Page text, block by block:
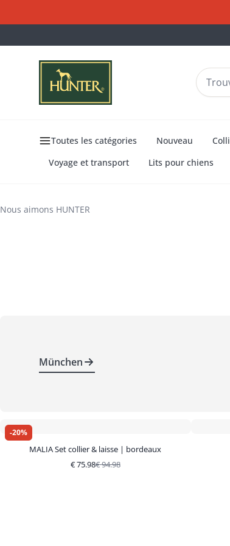
Toutes les catégories Nouveau
Voyage et transport
Lits pour chiens
Nous aimons HUNTER
Monde
Tout pour la saison dorée
München
-20%
MALIA Set collier & laisse | bordeaux
€75.98€94.98